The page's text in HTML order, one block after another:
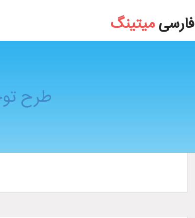
طرح توجیهی فنی مالی و اقتصادی پرورش
فارسیمیتینگ
طرح